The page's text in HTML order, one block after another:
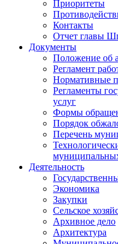
Приоритеты
Контакты
Отчет главы
Документы
Положение об
Регламент
Нормативные
Регламенты
услуг
Формы
Порядок
Перечень
Деятельность
Экономика
Закупки
Сельское
Архивное дело
Архитектура